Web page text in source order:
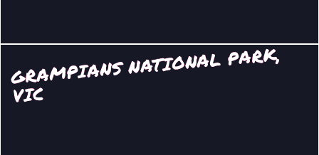
GRA
MPIANS NATIONAL PARK,
VIC